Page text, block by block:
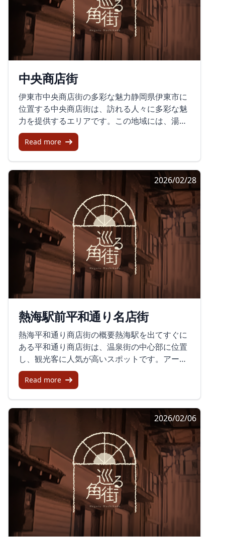
ックは、食べ歩きの定番として多くの人に親し
まれています。雰囲気と設備商店街の雰囲気
は、レトロとモダンが共存する独特の風情を持
っています。アーケードの下には、照明や看板
が古き良き時代を彷彿とさせます。しかし、ト
の利用が推奨されます。訪問時の注意訪れるな
らば、混雑を避けたい場合は午前中がおすすめ
です。また、夕方前には閉店する店が多いた
め、早めの訪問が良いでしょう。地元の文化と
新しいトレンドを楽しみながら、心温まるひと
時を過ごしてみてはいかがでしょうか。
また、「南岳堂」では、硬めに作られた六八プ
リンが楽しめ、「シードルフィン」ではサクサ
クのシュークリームをリーズナブルな価格で購
入できます。また、全国的に有名な「杉山フル
ーツ」では、宝石のような生フルーツゼリーが
販売されており、その美しさと美味しさに魅了
されます。見た目だけでなく味も格別で、食べ
ると幸せな気分になれます。個性豊かな専門店
商店街を歩くと「内藤金物店」というモダンな
金物屋も目に入ります。ここでは多様なアイテ
ムを驚くほど安く購入でき、たとえばご飯の釜
炊きセットなどが特価で提供されています。ま
るで掘り出し物を見つけたかのようなワクワク
感を味わえます。吉原祇園祭と商店街イベント
吉原宿が誇るイベント、「吉原祇園祭」は江戸
時代から続く伝統あるお祭りです。この祭りで
は21台の山車が街を練り歩き、大勢の人々で賑
わいます。また、商店街では、「吉原宿一の
市」など地元の新鮮野菜や様々な商品が並ぶ市
も開催されています。歴史と近代の融合吉原商
店街はその歴史的な背景と、時代の流れに合わ
せた新しい試みとが融合した魅力的な場所で
す。商店街にはアーケードが設置されていて、
雨の日も快適に歩いて散策を楽しむことができ
ます。また、シャッターを下ろしたままの店舗
は充分にあります。交通アクセスと周辺情報岳
南電車の吉原本町駅から少し歩くと、この魅力
的な商店街が出現します。吉原商店街は、富士
山を背にした美しい景色とともに訪れることが
できるため、地元の人々だけでなく観光客にも
人気があります。昭和の雰囲気を味わいなが
ら、吉原商店街で思い出に残るひとときをお楽
しみください。
中央商店街
伊東市中央商店街の多彩な魅力静岡県伊東市に
位置する中央商店街は、訪れる人々に多彩な魅
力を提供するエリアです。この地域には、湯の
花通り商店街やキネマ通り商店街、中央通り商
店街、宇佐美駅前通り商店街、桜木町商店街な
れが独自の特色を持っています。まず、湯の花
通り商店街をご紹介します。この通りには、地
元の特産品や食品を提供するお店が並び、伊豆
らしい温泉情緒を感じられます。伝統的な和菓
子店や鮮魚店、椿油を販売する店舗があり、地
方ならではの味わいや商品を楽しむことができ
ます。さらに、この商店街ではイベントやフェ
スティバルも開催され、訪れる人々に新たな発
見の機会を提供しています。次に、キネマ通り
商店街です。ここには映画の看板を掲げるカフ
ェや、多様な飲食店が立ち並び、映画と食の両
方を楽しむことができます。訪れるだけで、特
別な時間を過ごすことができるでしょう。ま
た、中央通り商店街や宇佐美駅前通り商店街、
桜木町商店街もそれぞれに独特な雰囲気を持
ち、多様な店舗が観光客を迎えてくれます。地
域経済を支える取組み伊東市商店街では、地域
経済の活性化を支援するために様々な取り組み
が行われています。例えば、静岡中央銀行によ
る「しずちゅう 伊東オレンジ定期預金」は、地
元商店街で利用できるお買い物券を提供する定
期預金です。このような取り組みにより、地元
の経済が潤い、商店街が活気づくことが期待さ
れています。夕方以降の様子人気の伊東市中央
商店街ですが、レビューによると夕方以降には
シャッターが下り、活気が薄れてしまうことも
あるようです。訪れる際には、早めの時間帯を
選ぶことをお勧めします。昼間は観光客で賑わ
い、多様な店舗がもたらす文化や食の体験を存
分に楽しむことができるでしょう。まとめ伊東
市の中央商店街は、訪れる人に多様な魅力を提
Read more
2026/02/28
熱海駅前平和通り名店街
熱海平和通り商店街の概要熱海駅を出てすぐに
ある平和通り商店街は、温泉街の中心部に位置
し、観光客に人気が高いスポットです。アーケ
ードの下に広がるこの通りでは、熱海の名産で
ある温泉まんじゅうや干物の香りに包まれなが
から続くこの商店街は、熱海観光の玄関口とし
て多くの旅行客を迎え入れてきた歴史ある場所
でもあります。商店街の魅力と体験平和通り商
店街では、蒸したての和菓子を味わう観光客で
賑わい、食べ歩きのメニューには磯揚げや練り
物、お洒落なフルーツスイーツが揃っていま
す。干物店の店頭では香ばしい匂いが漂い、網
の上で魚が焼かれる様子を見られます。また、
通りの中には手湯が設置されており、無料で温
かい温泉に触れることができ、旅の疲れを癒す
ひとときを過ごせます。天候にかかわらず楽し
Read more
2026/02/06